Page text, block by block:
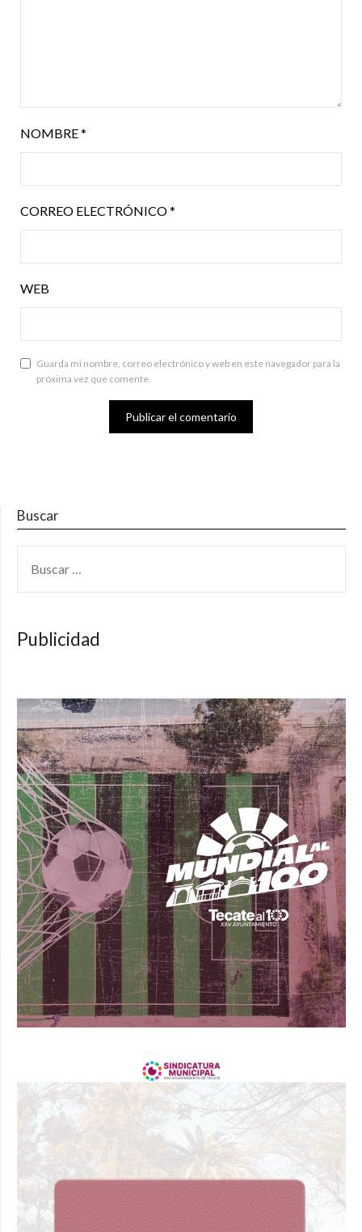
NOMBRE*
CORREO ELECTRÓNICO*
WEB
Guarda mi nombre, correo electrónico y web en este navegador para la
próxima vez que comente.
Buscar
Publicidad